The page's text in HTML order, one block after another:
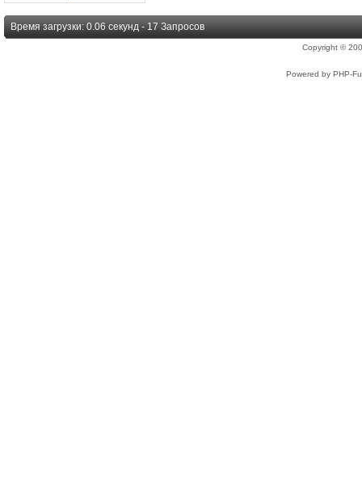
Время загрузки: 0.06 секунд - 17 Запросов
Copyright ©
Powered by PHP-